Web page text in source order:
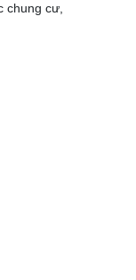
chung cư,